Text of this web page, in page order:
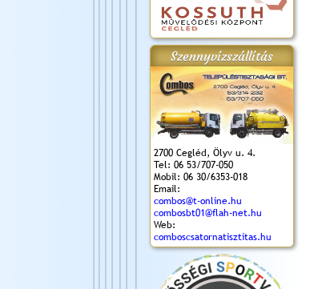
Szennyvízszállítás
2700 Cegléd, Ölyv u. 4.
Tel: 06 53/707-050
Mobil: 06 30/6353-018
Email:
combos@t-online.hu
combosbt01@flah-net.hu
Web:
comboscsatornatisztitas.hu
Városnapok 2018.
Kossuth Toborzó
Ünnepély
Szent István
(2017. 08.